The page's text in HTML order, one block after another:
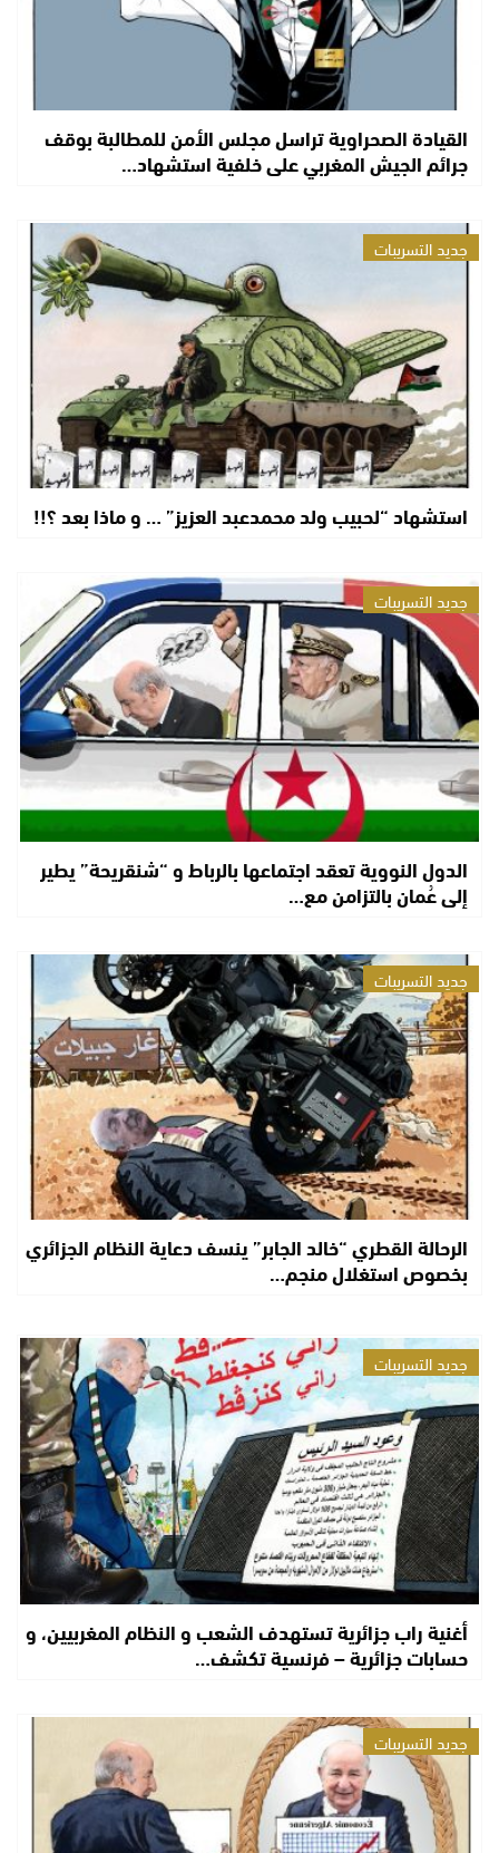
القيادة الصحراوية تراسل مجلس الأمن للمطالبة بوقف
جرائم الجيش المغربي على خلفية استشهاد…
جديد التسريبات
استشهاد “لحبيب ولد محمدعبد العزيز” … و ماذا بعد ؟!!
جديد التسريبات
الدول النووية تعقد اجتماعها بالرباط و “شنقريحة” يطير
إلى عُمان بالتزامن مع…
جديد التسريبات
الرحالة القطري “خالد الجابر” ينسف دعاية النظام الجزائري
بخصوص استغلال منجم…
جديد التسريبات
أغنية راب جزائرية تستهدف الشعب و النظام المغربيين، و
حسابات جزائرية – فرنسية تكشف…
جديد التسريبات